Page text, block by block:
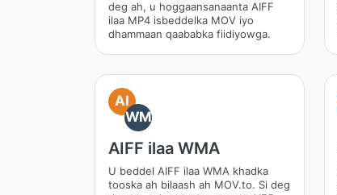
deg ah, u hoggaansanaanta AIFF
ilaa MP4 isbeddelka MOV iyo
dhammaan qaababka fiidiyowga.
AI
WM
AIFF ilaa WMA
U beddel AIFF ilaa WMA khadka
tooska ah bilaash ah MOV.to. Si deg